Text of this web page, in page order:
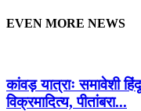
EVEN MORE NEWS
कांवड़ यात्राः समावेशी
विक्रमादित्य, पीतांबरा...